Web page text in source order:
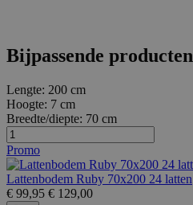
Bijpassende producten
Lengte: 200 cm
Hoogte: 7 cm
Breedte/diepte: 70 cm
Promo
Lattenbodem Ruby 70x200 24 latten
€ 99,95 € 129,00